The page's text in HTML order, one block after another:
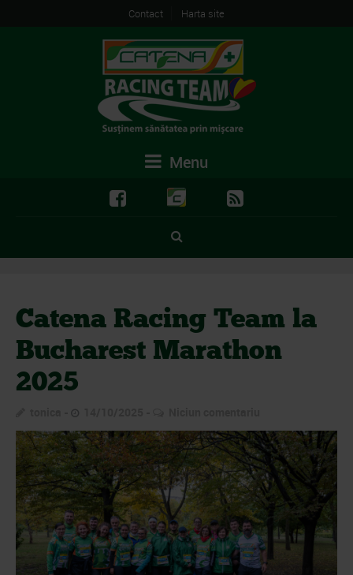
Contact Harta site
Menu
Catena Racing Team la
Bucharest Marathon
2025